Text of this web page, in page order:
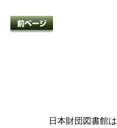
日本財団図書館